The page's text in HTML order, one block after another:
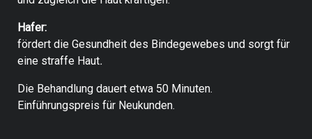
Hafer:
fördert die Gesundheit des Bindegewebes und sorgt für
eine straffe Haut.
Die Behandlung dauert etwa 50 Minuten.
Einführungspreis für Neukunden.